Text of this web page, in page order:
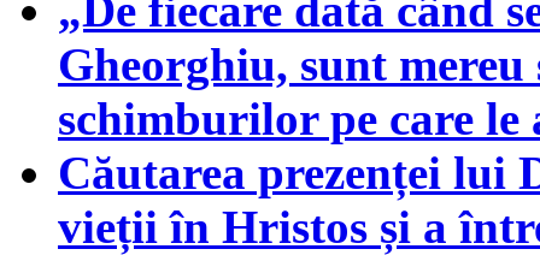
„De fiecare dată când
Gheorghiu, sunt
schimburilor pe care le
Căutarea prezenței lui
vieții în Hristos și a